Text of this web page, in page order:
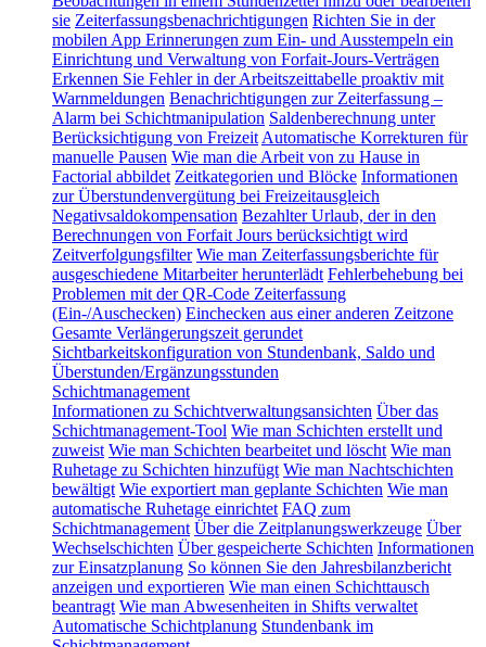
sie Zeiterfassungsbenachrichtigungen Richten Sie in der
mobilen App Erinnerungen zum Ein- und Ausstempeln ein
Einrichtung und Verwaltung von Forfait-Jours-Verträgen
Erkennen Sie Fehler in der Arbeitszeittabelle proaktiv mit
Warnmeldungen Benachrichtigungen zur Zeiterfassung –
Alarm bei Schichtmanipulation Saldenberechnung unter
Berücksichtigung von Freizeit Automatische Korrekturen für
manuelle Pausen Wie man die Arbeit von zu Hause in
Factorial abbildet Zeitkategorien und Blöcke Informationen
zur Überstundenvergütung bei Freizeitausgleich
Negativsaldokompensation Bezahlter Urlaub, der in den
Berechnungen von Forfait Jours berücksichtigt wird
Zeitverfolgungsfilter Wie man Zeiterfassungsberichte für
ausgeschiedene Mitarbeiter herunterlädt Fehlerbehebung bei
Problemen mit der QR-Code Zeiterfassung
(Ein-/Auschecken) Einchecken aus einer anderen Zeitzone
Gesamte Verlängerungszeit gerundet
Sichtbarkeitskonfiguration von Stundenbank, Saldo und
Überstunden/Ergänzungsstunden
Schichtmanagement
Informationen zu Schichtverwaltungsansichten Über das
Schichtmanagement-Tool Wie man Schichten erstellt und
zuweist Wie man Schichten bearbeitet und löscht Wie man
Ruhetage zu Schichten hinzufügt Wie man Nachtschichten
bewältigt Wie exportiert man geplante Schichten Wie man
automatische Ruhetage einrichtet FAQ zum
Schichtmanagement Über die Zeitplanungswerkzeuge Über
Wechselschichten Über gespeicherte Schichten Informationen
zur Einsatzplanung So können Sie den Jahresbilanzbericht
anzeigen und exportieren Wie man einen Schichttausch
beantragt Wie man Abwesenheiten in Shifts verwaltet
Automatische Schichtplanung Stundenbank im